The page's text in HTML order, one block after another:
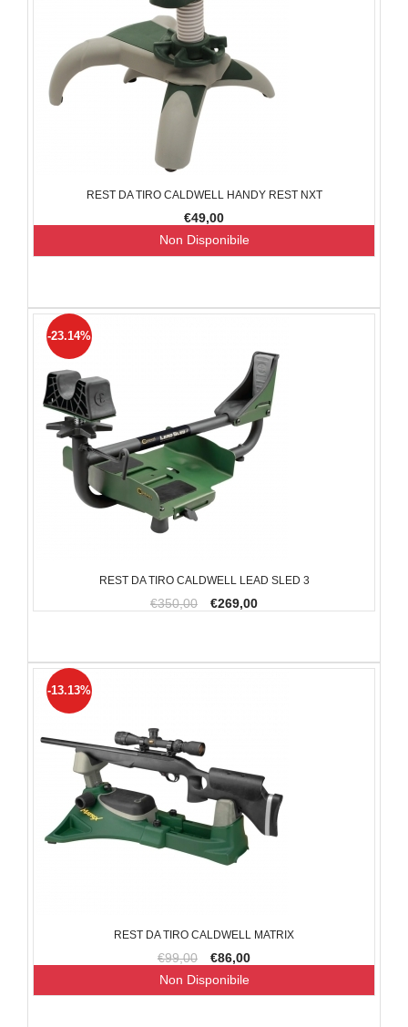
REST DA TIRO CALDWELL HANDY REST NXT
€49,00
Non Disponibile
REST DA TIRO CALDWELL LEAD SLED 3
€350,00 €269,00
-23.14%
REST DA TIRO CALDWELL MATRIX
€99,00 €86,00
-13.13%
Non Disponibile